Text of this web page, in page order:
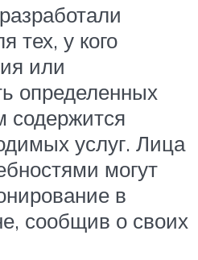
тех, у кого
или
определенных
содержится
услуг. Лица
могут
в
сообщив о своих